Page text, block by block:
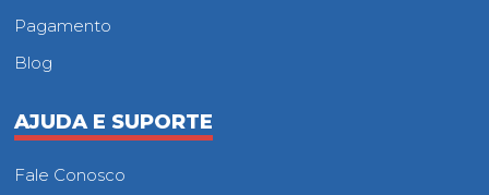
Pagamento
Blog
AJUDA E SUPORTE
Fale Conosco